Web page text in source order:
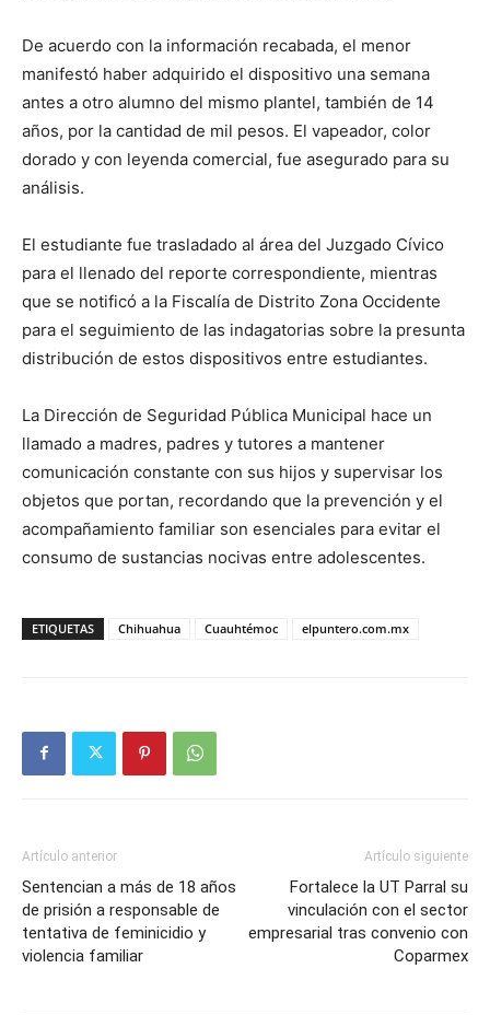
De acuerdo con la información recabada, el menor
manifestó haber adquirido el dispositivo una semana
antes a otro alumno del mismo plantel, también de 14
años, por la cantidad de mil pesos. El vapeador, color
dorado y con leyenda comercial, fue asegurado para su
análisis.
El estudiante fue trasladado al área del Juzgado Cívico
para el llenado del reporte correspondiente, mientras
que se notificó a la Fiscalía de Distrito Zona Occidente
para el seguimiento de las indagatorias sobre la presunta
distribución de estos dispositivos entre estudiantes.
La Dirección de Seguridad Pública Municipal hace un
llamado a madres, padres y tutores a mantener
comunicación constante con sus hijos y supervisar los
objetos que portan, recordando que la prevención y el
acompañamiento familiar son esenciales para evitar el
consumo de sustancias nocivas entre adolescentes.
ETIQUETAS Chihuahua Cuauhtémoc elpuntero.com.mx
Artículo anterior
Sentencian a más de 18 años
de prisión a responsable de
tentativa de feminicidio y
violencia familiar
Artículo siguiente
Fortalece la UT Parral su
vinculación con el sector
empresarial tras convenio con
Coparmex